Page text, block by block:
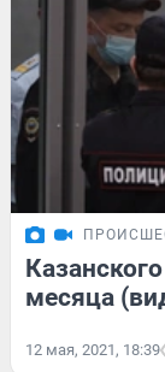
месяца
12 мая, 2021, 18:39